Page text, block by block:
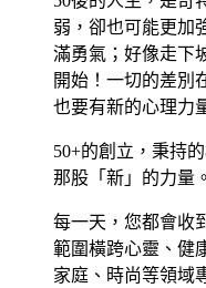
弱，卻也可能更加
滿勇氣；好像走下
開始！一切的差別
也要有新的心理力
50+的創立，秉持
那股「新」的力量。
每一天，您都會收
範圍橫跨心靈、健
家庭、時尚等領域